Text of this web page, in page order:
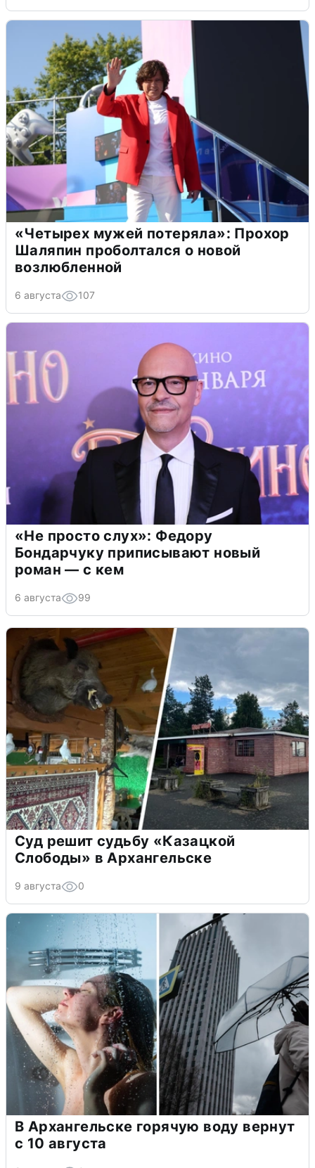
«Четырех мужей потеряла»: Прохор
Шаляпин проболтался о новой
возлюбленной
6 августа 107
«Не просто слух»: Федору
Бондарчуку приписывают новый
роман — с кем
6 августа 99
Суд решит судьбу «Казацкой
Слободы» в Архангельске
9 августа 0
В Архангельске горячую воду вернут
с 10 августа